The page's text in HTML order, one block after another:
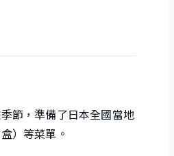
節，準備了日本全國當地
）等菜單。